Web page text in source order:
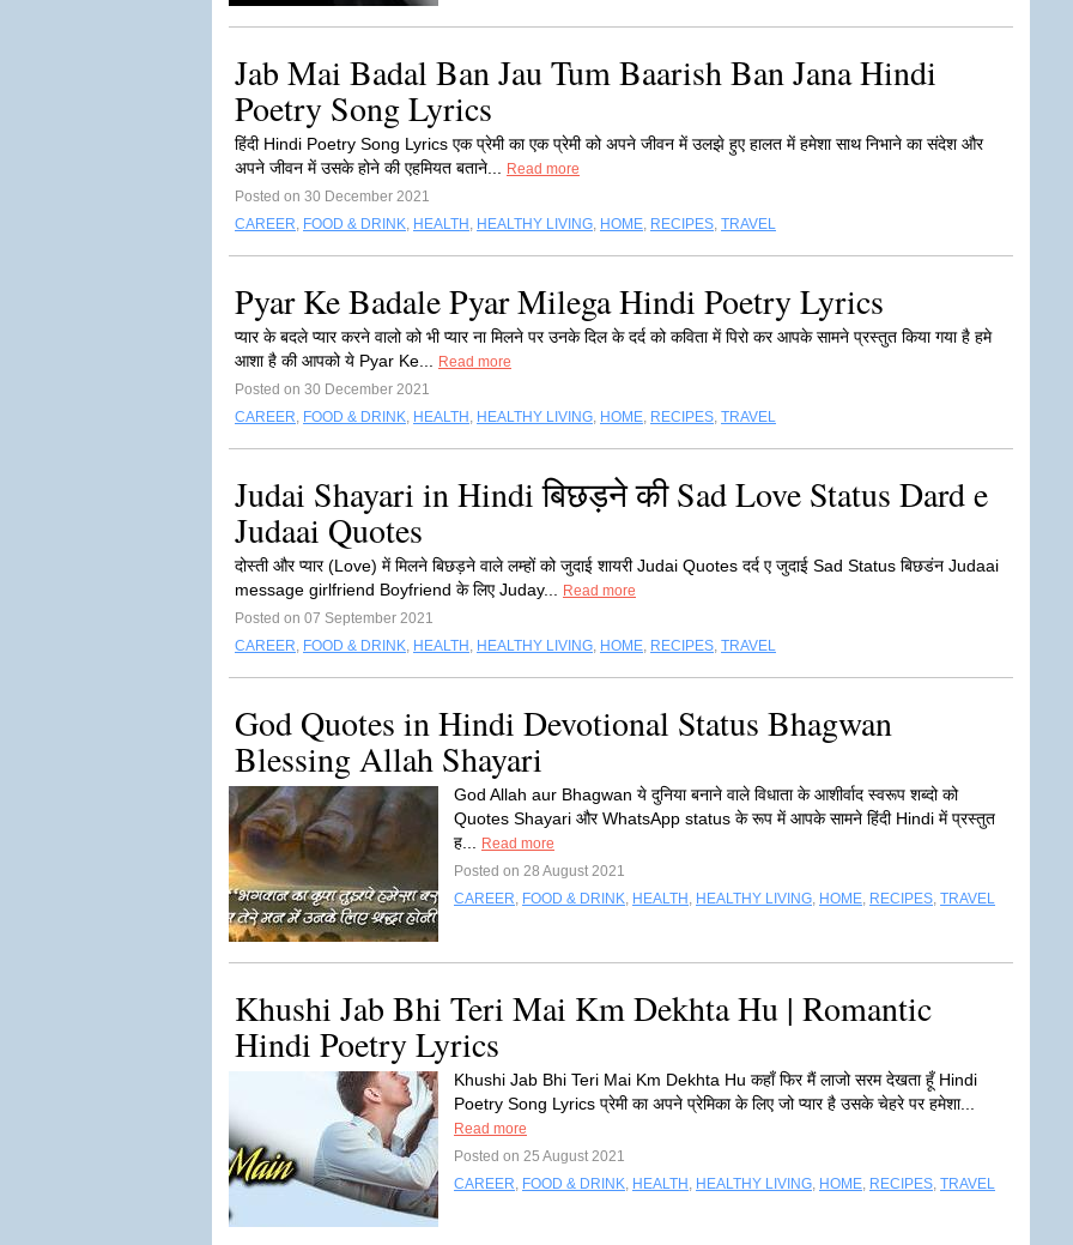
Jab Mai Badal Ban Jau Tum Baarish Ban Jana Hindi
Poetry Song Lyrics
हिंदी Hindi Poetry Song Lyrics एक प्रेमी का एक प्रेमी को अपने जीवन में उलझे हुए हालत में हमेशा साथ निभाने का संदेश और
अपने जीवन में उसके होने की एहमियत बताने...
Read more
Posted on 30 December 2021
CAREER, FOOD & DRINK, HEALTH , HEALTHY LIVING, HOME, RECIPES, TRAVEL
Pyar Ke Badale Pyar Milega Hindi Poetry Lyrics
प्यार के बदले प्यार करने वालो को भी प्यार ना मिलने पर उनके दिल के दर्द को कविता में पिरो कर आपके सामने प्रस्तुत किया गया है हमे
आशा है की आपको ये Pyar Ke...
Read more
Posted on 30 December 2021
CAREER, FOOD & DRINK, HEALTH , HEALTHY LIVING, HOME, RECIPES, TRAVEL
Judai Shayari in Hindi बिछड़ने की Sad Love Status Dard e
Judaai Quotes
दोस्ती और प्यार (Love) में मिलने बिछड़ने वाले लम्हों को जुदाई शायरी Judai Quotes दर्द ए जुदाई Sad Status बिछडंन Judaai
message girlfriend Boyfriend के लिए Juday...
Read more
Posted on 07 September 2021
CAREER, FOOD & DRINK, HEALTH , HEALTHY LIVING, HOME, RECIPES, TRAVEL
God Quotes in Hindi Devotional Status Bhagwan
Blessing Allah Shayari
God Allah aur Bhagwan ये दुनिया बनाने वाले विधाता के आशीर्वाद स्वरूप शब्दो को
Quotes Shayari और WhatsApp status के रूप में आपके सामने हिंदी Hindi में प्रस्तुत
ह...
Read more
Posted on 28 August 2021
CAREER, FOOD & DRINK, HEALTH , HEALTHY LIVING, HOME, RECIPES, TRAVEL
Khushi Jab Bhi Teri Mai Km Dekhta Hu | Romantic
Hindi Poetry Lyrics
Khushi Jab Bhi Teri Mai Km Dekhta Hu कहाँ फिर मैं लाजो सरम देखता हूँ Hindi
Poetry Song Lyrics प्रेमी का अपने प्रेमिका के लिए जो प्यार है उसके चेहरे पर हमेशा...
Read more
Posted on 25 August 2021
CAREER, FOOD & DRINK, HEALTH , HEALTHY LIVING, HOME, RECIPES, TRAVEL